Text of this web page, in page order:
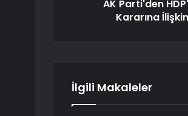
AK Parti'den
Kararına
İlgili Makaleler